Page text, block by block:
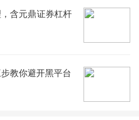
含元鼎证券杠杆
教你避开黑平台